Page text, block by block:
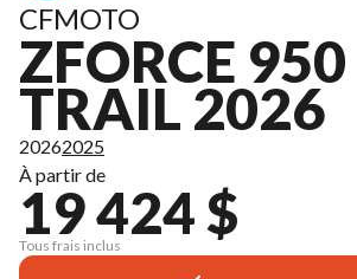
CFMOTO
ZFORCE 950
TRAIL 2026
20262025
À partir de
19 424 $
Tous frais inclus